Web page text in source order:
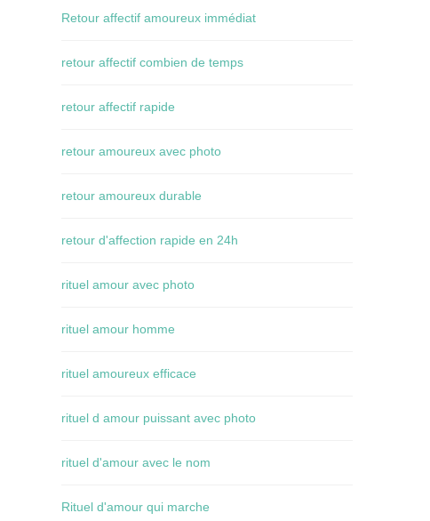
Retour affectif amoureux immédiat
retour affectif combien de temps
retour affectif rapide
retour amoureux avec photo
retour amoureux durable
retour d'affection rapide en 24h
rituel amour avec photo
rituel amour homme
rituel amoureux efficace
rituel d amour puissant avec photo
rituel d'amour avec le nom
Rituel d'amour qui marche